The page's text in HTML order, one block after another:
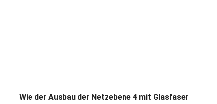
Wie der Ausbau der Netzebene 4 mit Glasfaser